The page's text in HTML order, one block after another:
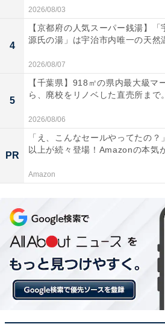
のかもしれません。
不祥事を機に落ちたA社と伸び
は？
2026/08/03
4
【京都府の人気スーパー銭湯】「
源氏の湯」は宇治市内唯一の天然
2026/08/07
5
【千葉県】918㎡の県内最大級マ
ら、廃校をリノベした直売所まで
2026/08/06
PR
「え、こんなセールやってたの
以上が続々登場！Amazonの本気
Amazon